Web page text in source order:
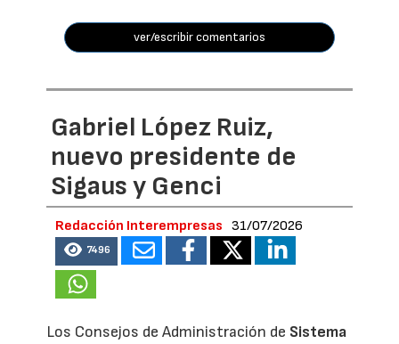
ver/escribir comentarios
Gabriel López Ruiz,
nuevo presidente de
Sigaus y Genci
Redacción Interempresas 31/07/2026
7496
Los Consejos de Administración de Sistema